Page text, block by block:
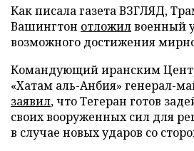
Как писала газета ВЗГЛЯД,
Вашингтон отложилвоенный
возможного достижения
Командующий иранским
«Хатам аль-Анбия» генерал-
заявил, что Тегеран готов
своих вооруженных сил для
в случае новых ударов со